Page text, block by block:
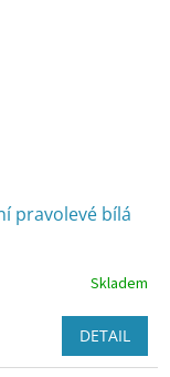
pravolevé bílá
Skladem
DETAIL